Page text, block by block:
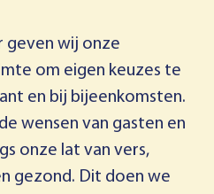
geven wij onze
om eigen keuzes te
en bij bijeenkomsten.
wensen van gasten en
onze lat van vers,
gezond. Dit doen we